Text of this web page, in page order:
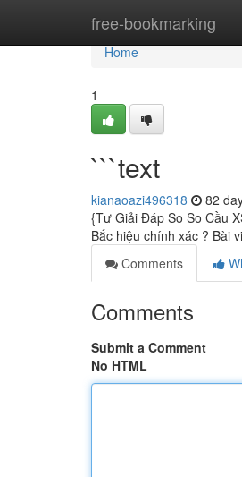
free-bookmarking
Home
Home
1
```text
kianaoazi496318 82
{Tư Giải Đáp So So Cầu
Bắc hiệu chính xác ? Bài
Comments
Comments
Submit a Comment
No HTML